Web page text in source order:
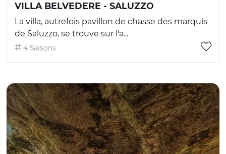
VILLA BELVEDERE - SALUZZO
La villa, autrefois pavillon de chasse des marquis
de Saluzzo, se trouve sur l'a...
4 Saisons